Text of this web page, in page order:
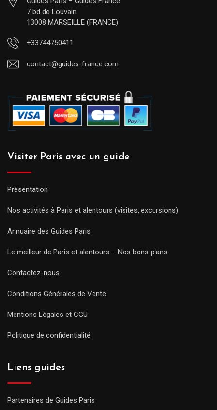
7 bd de Louvain
13008 MARSEILLE (FRANCE)
+33744750411
contact@guides-france.com
Visiter Paris avec un guide
Présentation
Nos activités à Paris et alentours (visites, excursions)
Annuaire des Guides Paris
Le meilleur de Paris et alentours – Nos bons plans
Contactez-nous
Conditions Générales de Vente
Mentions Légales et CGU
Politique de confidentialité
Liens guides
Partenaires de Guides Paris